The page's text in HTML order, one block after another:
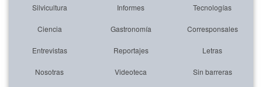
Silvicultura Informes Tecnologías
Ciencia Gastronomía Corresponsales
Entrevistas Reportajes Letras
Nosotras Videoteca Sin barreras